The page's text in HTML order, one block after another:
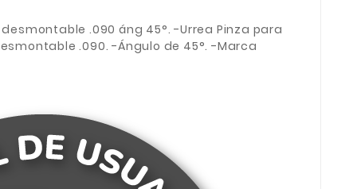
.090 áng 45°. -Urrea Pinza para
.090. -Ángulo de 45°. -Marca